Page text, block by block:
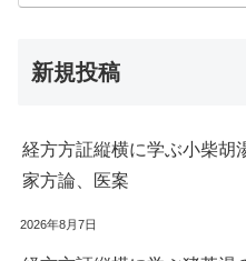
新規投稿
経方方証縦横に学ぶ小柴胡
家方論、医案
2026年8月7日